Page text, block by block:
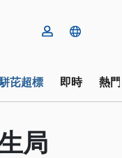
芘超標 即時 熱
局